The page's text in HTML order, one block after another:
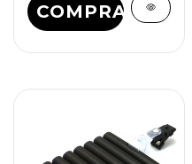
COMPRAR